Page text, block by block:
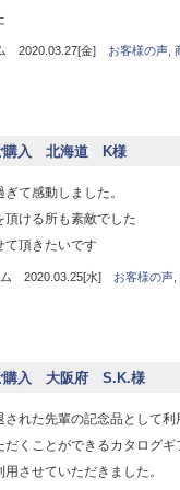
2020.03.27[金] お客様の声,
購入 北海道 K様
て感動しました。
ける所も素敵でした
て頂きたいです
ム 2020.03.25[水] お客様の声,
購入 大阪府 S.K.様
れた先輩の記念品として利
くことができるカタログギ
させていただきました。